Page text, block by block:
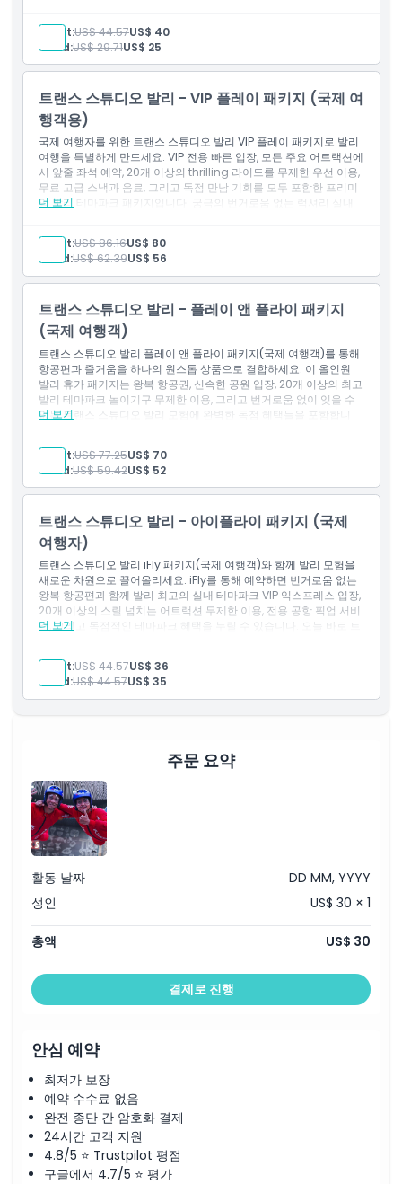
복장 규정
취소 정책
포함 사항
명소 입장권.
Adult:US$ 44.57US$ 40
Child:US$ 29.71US$ 25
트랜스 스튜디오 발리 - VIP 플레이 패키지 (국제 여
행객용)
국제 여행자를 위한 트랜스 스튜디오 발리 VIP 플레이 패키지로 발리
여행을 특별하게 만드세요. VIP 전용 빠른 입장, 모든 주요 어트랙션에
서 앞줄 좌석 예약, 20개 이상의 thrilling 라이드를 무제한 우선 이용,
무료 고급 스낵과 음료, 그리고 독점 만남 기회를 모두 포함한 프리미
엄 발리 테마파크 패키지입니다. 궁극의 번거로움 없는 럭셔리 실내
키지를 예약하세요.
더 보기
포함 사항
입장권: VIP 플라이 패키지
Adult:US$ 86.16US$ 80
Child:US$ 62.39US$ 56
트랜스 스튜디오 발리 - 플레이 앤 플라이 패키지
(국제 여행객)
트랜스 스튜디오 발리 플레이 앤 플라이 패키지(국제 여행객)를 통해
항공편과 즐거움을 하나의 원스톱 상품으로 결합하세요. 이 올인원
발리 휴가 패키지는 왕복 항공권, 신속한 공원 입장, 20개 이상의 최고
발리 테마파크 놀이기구 무제한 이용, 그리고 번거로움 없이 잊을 수
없는 트랜스 스튜디오 발리 모험에 완벽한 독점 혜택들을 포함합니
더 보기
포함 사항
명소 입장권
Adult:US$ 77.25US$ 70
Child:US$ 59.42US$ 52
트랜스 스튜디오 발리 - 아이플라이 패키지 (국제
여행자)
트랜스 스튜디오 발리 iFly 패키지(국제 여행객)와 함께 발리 모험을
새로운 차원으로 끌어올리세요. iFly를 통해 예약하면 번거로움 없는
왕복 항공편과 함께 발리 최고의 실내 테마파크 VIP 익스프레스 입장,
20개 이상의 스릴 넘치는 어트랙션 무제한 이용, 전용 공항 픽업 서비
스, 그리고 독점적인 테마파크 혜택을 누릴 수 있습니다. 오늘 바로 트
으로 직행하세요.
더 보기
Adult:US$ 44.57US$ 36
Child:US$ 44.57US$ 35
주문 요약
활동 날짜
DD MM, YYYY
성인
US$ 30 × 1
총액 US$ 30
결제로 진행
안심 예약
최저가 보장
예약 수수료 없음
완전 종단 간 암호화 결제
24시간 고객 지원
4.8/5 ⭐ Trustpilot 평점
구글에서 4.7/5 ⭐ 평가